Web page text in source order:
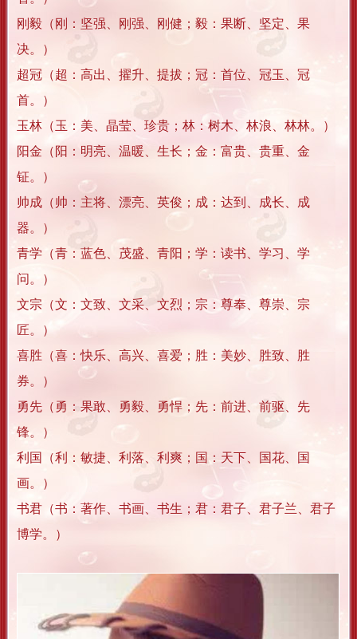
刚毅（刚：坚强、刚强、刚健；毅：果断、坚定、果
决。）
超冠（超：高出、擢升、提拔；冠：首位、冠玉、冠
首。）
玉林（玉：美、晶莹、珍贵；林：树木、林浪、林林。）
阳金（阳：明亮、温暖、生长；金：富贵、贵重、金
钲。）
帅成（帅：主将、漂亮、英俊；成：达到、成长、成
器。）
青学（青：蓝色、茂盛、青阳；学：读书、学习、学
问。）
文宗（文：文致、文采、文烈；宗：尊奉、尊崇、宗
匠。）
喜胜（喜：快乐、高兴、喜爱；胜：美妙、胜致、胜
券。）
勇先（勇：果敢、勇毅、勇悍；先：前进、前驱、先
锋。）
利国（利：敏捷、利落、利爽；国：天下、国花、国
画。）
书君（书：著作、书画、书生；君：君子、君子兰、君子
博学。）